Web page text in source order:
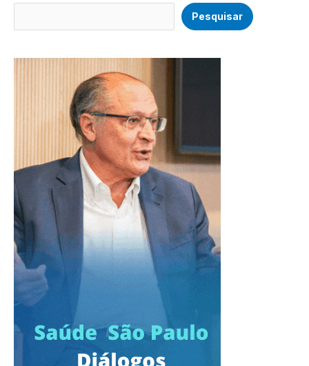
Pesquisar